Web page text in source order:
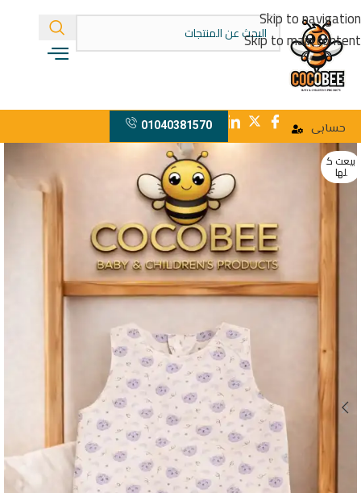
Skip to navigation
Skip to main content
حسابى 01040381570
بيعت ك
لها